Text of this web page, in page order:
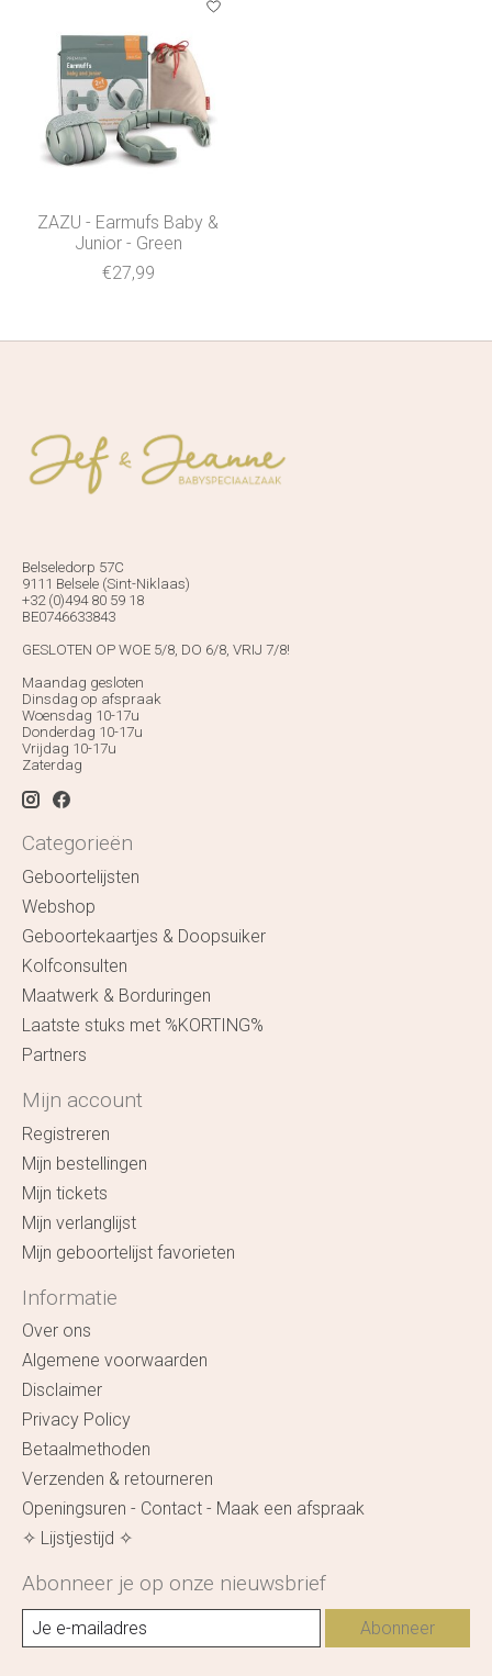
ZAZU - Earmufs Baby &
Junior - Green
€27,99
Belseledorp 57C
9111 Belsele (Sint-Niklaas)
+32 (0)494 80 59 18
BE0746633843
GESLOTEN OP WOE 5/8, DO 6/8, VRIJ 7/8!
Maandag gesloten
Dinsdag op afspraak
Woensdag 10-17u
Donderdag 10-17u
Vrijdag 10-17u
Zaterdag
Categorieën
Geboortelijsten
Webshop
Geboortekaartjes & Doopsuiker
Kolfconsulten
Maatwerk & Borduringen
Laatste stuks met %KORTING%
Partners
Mijn account
Registreren
Mijn bestellingen
Mijn tickets
Mijn verlanglijst
Mijn geboortelijst favorieten
Informatie
Over ons
Algemene voorwaarden
Disclaimer
Privacy Policy
Betaalmethoden
Verzenden & retourneren
Openingsuren - Contact - Maak een afspraak
✧ Lijstjestijd ✧
Abonneer je op onze nieuwsbrief
Abonneer